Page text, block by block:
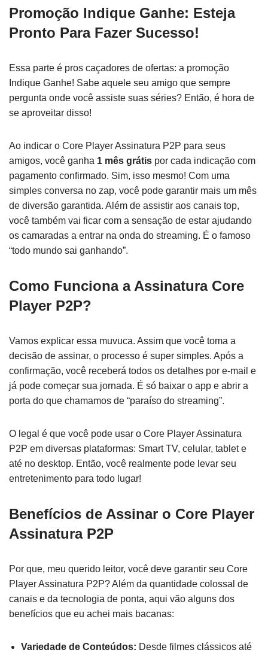
Promoção Indique Ganhe: Esteja
Pronto Para Fazer Sucesso!
Essa parte é pros caçadores de ofertas: a promoção
Indique Ganhe! Sabe aquele seu amigo que sempre
pergunta onde você assiste suas séries? Então, é hora de
se aproveitar disso!
Ao indicar o Core Player Assinatura P2P para seus
amigos, você ganha 1 mês grátis por cada indicação com
pagamento confirmado. Sim, isso mesmo! Com uma
simples conversa no zap, você pode garantir mais um mês
de diversão garantida. Além de assistir aos canais top,
você também vai ficar com a sensação de estar ajudando
os camaradas a entrar na onda do streaming. É o famoso
“todo mundo sai ganhando”.
Como Funciona a Assinatura Core
Player P2P?
Vamos explicar essa muvuca. Assim que você toma a
decisão de assinar, o processo é super simples. Após a
confirmação, você receberá todos os detalhes por e-mail e
já pode começar sua jornada. É só baixar o app e abrir a
porta do que chamamos de “paraíso do streaming”.
O legal é que você pode usar o Core Player Assinatura
P2P em diversas plataformas: Smart TV, celular, tablet e
até no desktop. Então, você realmente pode levar seu
entretenimento para todo lugar!
Benefícios de Assinar o Core Player
Assinatura P2P
Por que, meu querido leitor, você deve garantir seu Core
Player Assinatura P2P? Além da quantidade colossal de
canais e da tecnologia de ponta, aqui vão alguns dos
benefícios que eu achei mais bacanas:
Variedade de Conteúdos: Desde filmes clássicos até